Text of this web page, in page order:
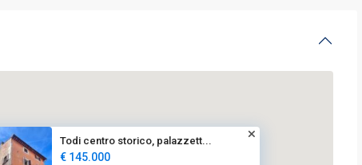
Todi centro storico, palazzett...
€ 145.000